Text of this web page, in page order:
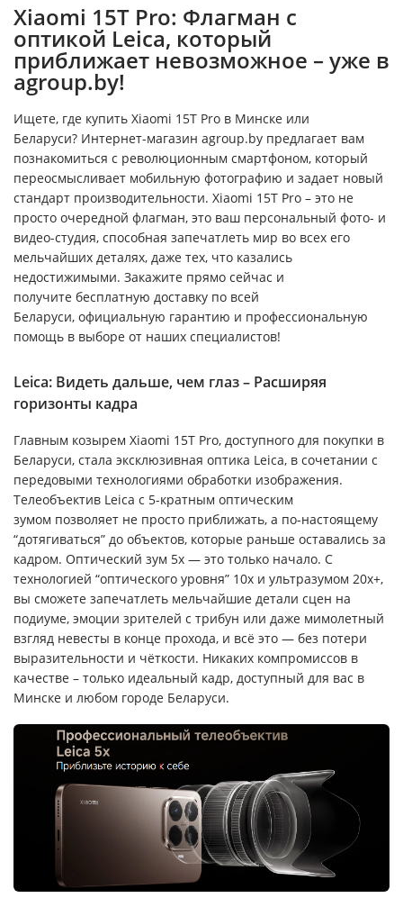
Xiaomi 15T Pro: Флагман с
оптикой Leica, который
приближает невозможное – уже в
agroup.by!
Ищете, где купить Xiaomi 15T Pro в Минске или
Беларуси? Интернет-магазин agroup.by предлагает вам
познакомиться с революционным смартфоном, который
переосмысливает мобильную фотографию и задает новый
стандарт производительности. Xiaomi 15T Pro – это не
просто очередной флагман, это ваш персональный фото- и
видео-студия, способная запечатлеть мир во всех его
мельчайших деталях, даже тех, что казались
недостижимыми. Закажите прямо сейчас и
получите бесплатную доставку по всей
Беларуси, официальную гарантию и профессиональную
помощь в выборе от наших специалистов!
Leica: Видеть дальше, чем глаз – Расширяя
горизонты кадра
Главным козырем Xiaomi 15T Pro, доступного для покупки в
Беларуси, стала эксклюзивная оптика Leica, в сочетании с
передовыми технологиями обработки изображения.
Телеобъектив Leica с 5-кратным оптическим
зумом позволяет не просто приближать, а по-настоящему
“дотягиваться” до объектов, которые раньше оставались за
кадром. Оптический зум 5x — это только начало. С
технологией “оптического уровня” 10x и ультразумом 20x+,
вы сможете запечатлеть мельчайшие детали сцен на
подиуме, эмоции зрителей с трибун или даже мимолетный
взгляд невесты в конце прохода, и всё это — без потери
выразительности и чёткости. Никаких компромиссов в
качестве – только идеальный кадр, доступный для вас в
Минске и любом городе Беларуси.